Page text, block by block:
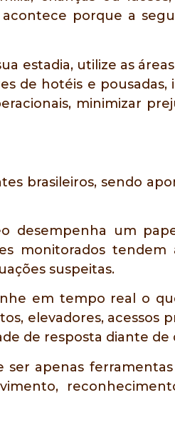
porque a
estadia, utilize as
de hotéis e
minimizar
brasileiros, sendo
desempenha um
monitorados tendem
suspeitas.
em tempo real o
elevadores, acessos
de resposta diante
ser apenas